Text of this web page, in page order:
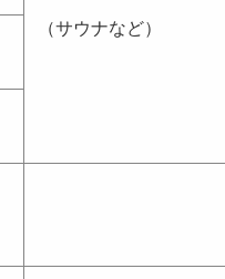
（サウナなど）